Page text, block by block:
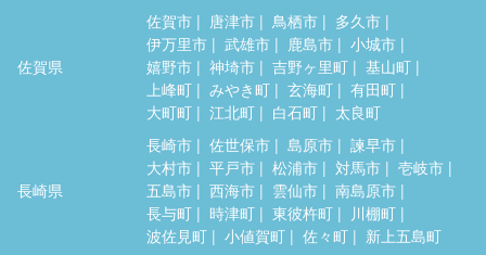
佐賀県
佐賀市 唐津市 鳥栖市
多久市
伊万里市
武雄市 鹿島市
小城市
嬉野市
神埼市 吉野ヶ里町
基山町
上峰町
みやき町 玄海町
有田町
大町町
江北町 白石町 太良町
長崎県
長崎市 佐世保市 島原市
諫早市
大村市
平戸市 松浦市 対馬市
壱岐市
五島市
西海市 雲仙市
南島原市
長与町
時津町 東彼杵町
川棚町
波佐見町
小値賀町 佐々町 新上五島町